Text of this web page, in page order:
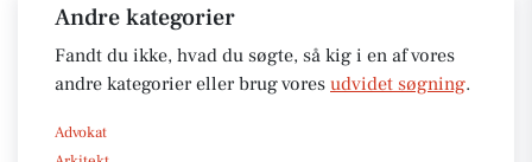
Andre kategorier
Fandt du ikke, hvad du søgte, så kig i en af vores
andre kategorier eller brug vores udvidet søgning.
Advokat